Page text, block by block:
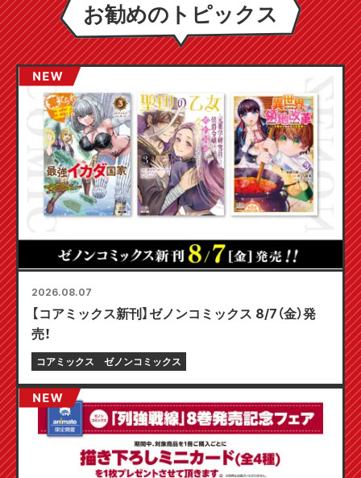
お勧めのトピックス
2026.08.07
【コアミックス新刊】ゼノンコミックス 8/7（金）発
売！
コアミックス ゼノンコミックス